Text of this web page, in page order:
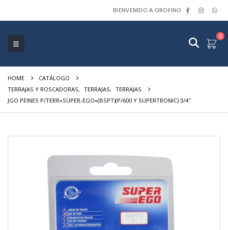
BIENVENIDO A OROFINO
0
HOME
CATÁLOGO
TERRAJAS Y ROSCADORAS, TERRAJAS, TERRAJAS
JGO PEINES P/TERR»SUPER-EGO»(BSPT)(P/600 Y SUPERTRONIC) 3/4″